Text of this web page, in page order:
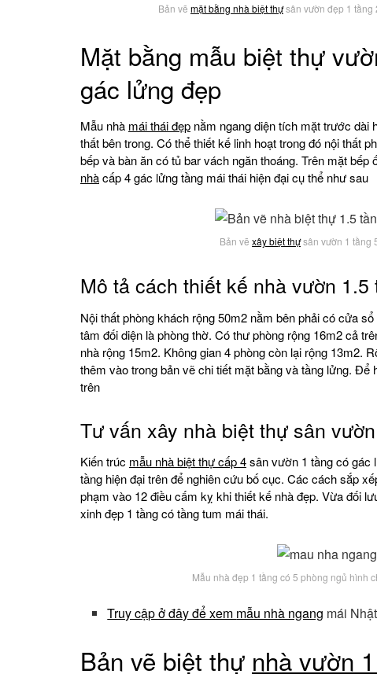
Bản vẽ mặt bằng nhà biệt thựsân vườn đẹp 1 tầng
Mặt bằng mẫu biệt thự
gác lửng đẹp
Mẫu nhà mái thái đẹp nằm ngang diện tích mặt trước dài
thất bên trong. Có thể thiết kế linh hoạt trong đó nội thất
bếp và bàn ăn có tủ bar vách ngăn thoáng. Trên mặt
nhàcấp 4 gác lửng tầng mái thái hiện đại cụ thể như sau
Bản vẽ xây biệt thựsân vườn 1 tầng
Mô tả cách thiết kế nhà vườn
Nội thất phòng khách rộng 50m2 nằm bên phải có cửa
tâm đối diện là phòng thờ. Có thư phòng rộng 16m2 cả
nhà rộng 15m2. Không gian 4 phòng còn lại rộng 13m2.
thêm vào trong bản vẽ chi tiết mặt bằng và tầng lửng.
trên
Tư vấn xây nhà biệt thự sân
Kiến trúc mẫu nhà biệt thự cấp 4sân vườn 1 tầng có gác
tầng hiện đại trên để nghiên cứu bố cục. Các cách sắp
phạm vào 12 điều cấm kỵ khi thiết kế nhà đẹp. Vừa đối
xinh đẹp 1 tầng có tầng tum mái thái.
Mẫu nhà đẹp 1 tầng có 5 phòng ngủ hình
Truy cập ở đây để xem mẫu nhà ngang mái
Bản vẽ biệt thự nhà vườn